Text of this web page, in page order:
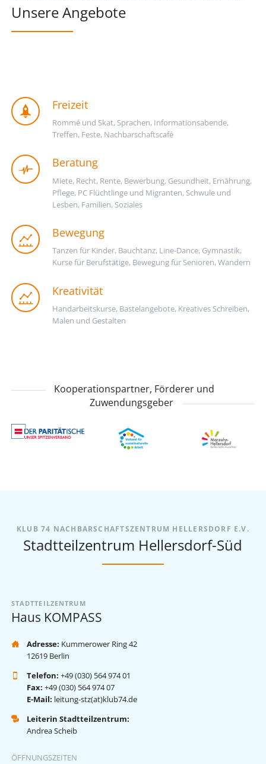
Unsere Angebote
Freizeit
Rommé und Skat, Sprachen, Informationsabende,
Treffen, Feste, Nachbarschaftscafé
Beratung
Miete, Recht, Rente, Bewerbung, Gesundheit, Ernährung,
Pflege, PC Flüchtlinge und Migranten, Schwule und
Lesben, Familien, Soziales
Bewegung
Tanzen für Kinder, Bauchtanz, Line-Dance, Gymnastik,
Kurse für Berufstätige, Bewegung für Senioren, Wandern
Kreativität
Handarbeitskurse, Bastelangebote, Kreatives Schreiben,
Malen und Gestalten
Kooperationspartner, Förderer und
Zuwendungsgeber
KLUB 74 NACHBARSCHAFTSZENTRUM HELLERSDORF E.V.
Stadtteilzentrum Hellersdorf-Süd
STADTTEILZENTRUM
Haus KOMPASS
Adresse: Kummerower Ring 42
12619 Berlin
Telefon: +49 (030) 564 974 01
Fax: +49 (030) 564 974 07
E-Mail: leitung-stz(at)klub74.de
Leiterin Stadtteilzentrum:
Andrea Scheib
ÖFFNUNGSZEITEN